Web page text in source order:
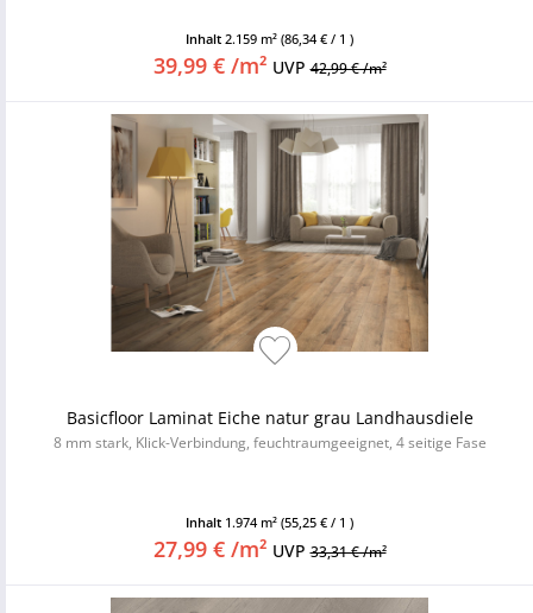
Inhalt 2.159 m² (86,34 € / 1 )
39,99 € /m² UVP42,99 € /m²
Basicfloor Laminat Eiche natur grau Landhausdiele
8 mm stark, Klick-Verbindung, feuchtraumgeeignet, 4 seitige Fase
Inhalt 1.974 m² (55,25 € / 1 )
27,99 € /m² UVP33,31 € /m²